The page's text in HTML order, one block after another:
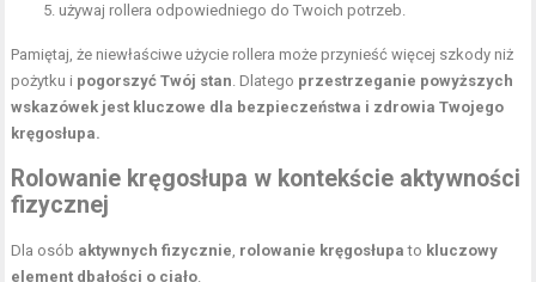
używaj rollera odpowiedniego do Twoich potrzeb.
Pamiętaj, że niewłaściwe użycie rollera może przynieść więcej szkody niż
pożytku i pogorszyć Twój stan . Dlatego przestrzeganie powyższych
wskazówek jest kluczowe dla bezpieczeństwa i zdrowia Twojego
kręgosłupa.
Rolowanie kręgosłupa w kontekście aktywności
fizycznej
Dla osób aktywnych fizycznie rolowanie kręgosłupa to kluczowy
element dbałości o ciało